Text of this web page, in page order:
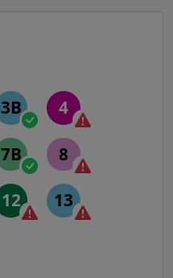
3B 4
7B 8
12 13